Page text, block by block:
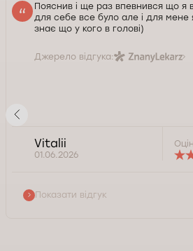
Пояснив і ще раз впевнився що я
для себе все було але і для мене
знає що у кого в голові)
Джерело відгука:
Vitalii
01.06.2026
Показати відгук